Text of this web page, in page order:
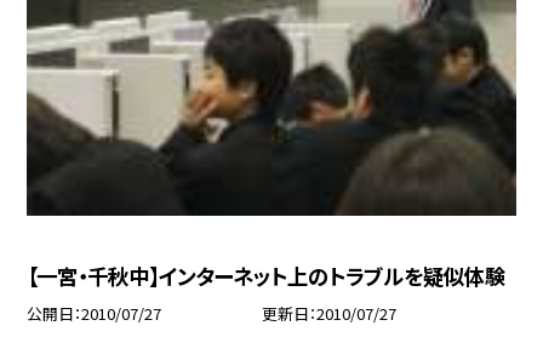
【一宮・千秋中】インターネット上のトラブルを疑似体験
公開日 2010/07/27 更新日 2010/07/27